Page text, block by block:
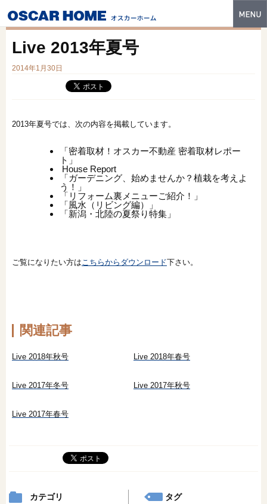
性能・技術
フォトギャラリー
販売中の物件
土地情報
Live 2013年夏号
2014年1月30日
2013年夏号では、次の内容を掲載しています。
「密着取材！オスカー不動産 密着取材レポー
ト」
House Report
「ガーデニング、始めませんか？植栽を考えよ
う！」
「リフォーム裏メニューご紹介！」
「風水（リビング編）」
「新潟・北陸の夏祭り特集」
ご覧になりたい方はこちらからダウンロード下さい。
関連記事
Live 2018年秋号 Live 2018年春号
Live 2017年冬号 Live 2017年秋号
Live 2017年春号
カテゴリ
タグ